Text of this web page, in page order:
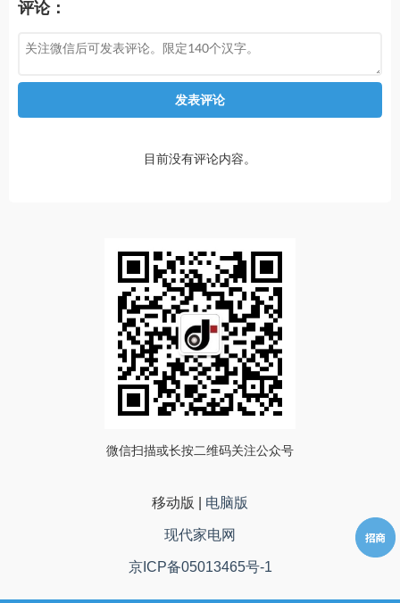
评论：
发表评论
目前没有评论内容。
微信扫描或长按二维码关注公众号
移动版 电脑版
现代家电网
京ICP备05013465号-1